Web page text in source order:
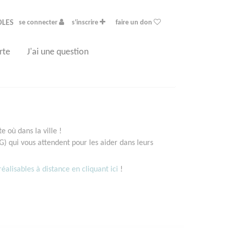
se connecter s'inscrire faire un don
J'ai une question
où dans la ville !
qui vous attendent pour les aider dans leurs
à distance en cliquant ici !